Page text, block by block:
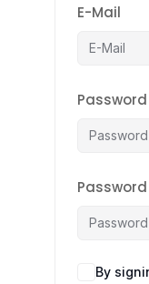
E-Mail
Password
By